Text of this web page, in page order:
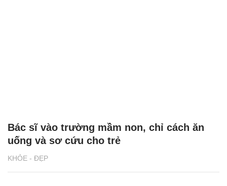
KHỎE - ĐẸP
Bác sĩ vào trường mầm non, chỉ cách ăn
uống và sơ cứu cho trẻ